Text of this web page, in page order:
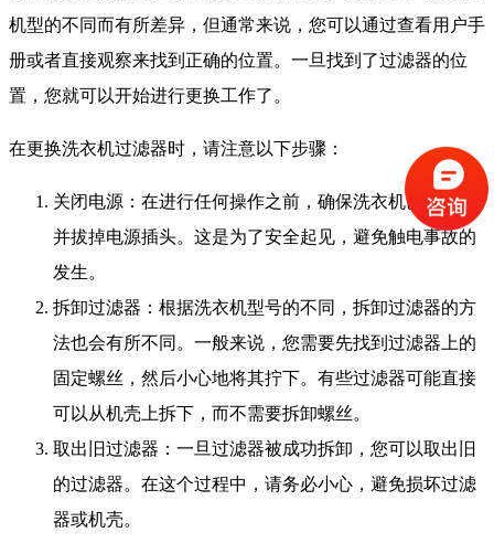
机型的不同而有所差异，但通常来说，您可以通过查看用户手
册或者直接观察来找到正确的位置。一旦找到了过滤器的位
置，您就可以开始进行更换工作了。
在更换洗衣机过滤器时，请注意以下步骤：
关闭电源：在进行任何操作之前，确保洗衣机已经关闭
并拔掉电源插头。这是为了安全起见，避免触电事故的
发生。
拆卸过滤器：根据洗衣机型号的不同，拆卸过滤器的方
法也会有所不同。一般来说，您需要先找到过滤器上的
固定螺丝，然后小心地将其拧下。有些过滤器可能直接
可以从机壳上拆下，而不需要拆卸螺丝。
取出旧过滤器：一旦过滤器被成功拆卸，您可以取出旧
的过滤器。在这个过程中，请务必小心，避免损坏过滤
器或机壳。